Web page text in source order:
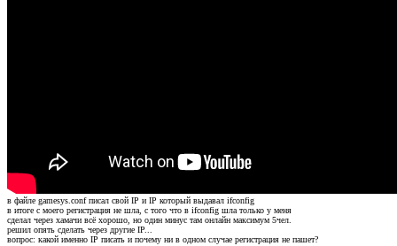
в файле gamesys.conf писал свой IP и IP который выдавал ifconfig
в итоге с моего регистрация не шла, с того что в ifconfig шла только у меня
сделал через хамачи всё хорошо, но один минус там онлайн максимум 5чел.
решил опять сделать через другие IP...
вопрос: какой именно IP писать и почему ни в одном случае регистрация не пашет?